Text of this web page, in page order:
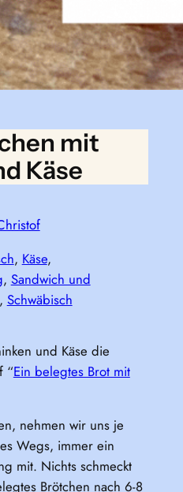
mit
Käse
, Käse
, Sandwich und
, Schwäbisch
und Käse die
“Ein belegtes Brot mit
nehmen wir uns je
Wegs, immer ein
mit. Nichts schmeckt
Brötchen nach 6-8